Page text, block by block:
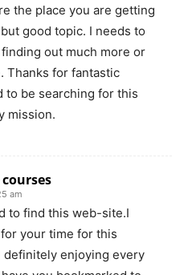
the place you are getting
good topic. I needs to
out much more or
Thanks for fantastic
to be searching for this
mission.
am
to find this web-site.I
your time for this
definitely enjoying every